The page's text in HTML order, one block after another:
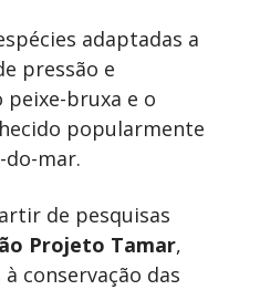
adaptadas a
pressão e
bruxa e o
popularmente
mar.
de pesquisas
Projeto Tamar,
conservação das